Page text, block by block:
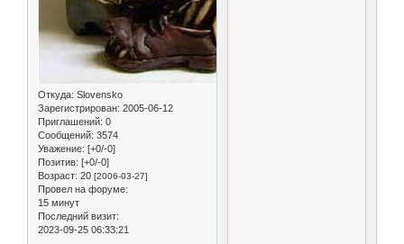
Откуда: Slovensko
Зарегистрирован: 2005-06-12
Приглашений: 0
Сообщений: 3574
Уважение: [+0/-0]
Позитив: [+0/-0]
Возраст: 20 [2006-03-27]
Провел на форуме:
15 минут
Последний визит:
2023-09-25 06:33:21